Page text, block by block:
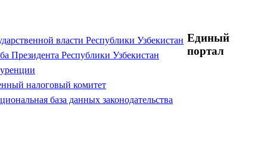
власти Республики Узбекистан
Президента Республики Узбекистан
налоговый комитет
база данных законодательства
Единый
портал